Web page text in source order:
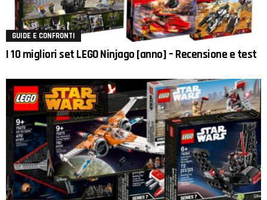
GUIDE E CONFRONTI
I 10 migliori set LEGO Ninjago [anno] – Recensione e test